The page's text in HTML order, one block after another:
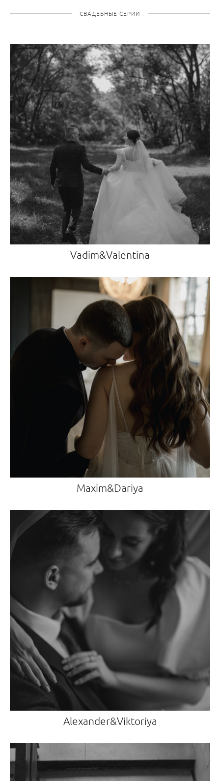
СВАДЕБНЫЕ СЕРИИ
Vadim&Valentina
Maxim&Dariya
Alexander&Viktoriya